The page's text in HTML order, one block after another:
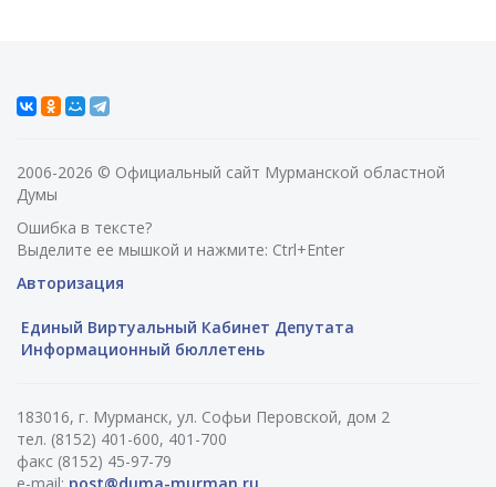
2006-2026 © Официальный сайт Мурманской областной
Думы
Ошибка в тексте?
Выделите ее мышкой и нажмите: Ctrl+Enter
Авторизация
Единый Виртуальный Кабинет Депутата
Информационный бюллетень
183016, г. Мурманск, ул. Софьи Перовской, дом 2
тел. (8152) 401-600, 401-700
факс (8152) 45-97-79